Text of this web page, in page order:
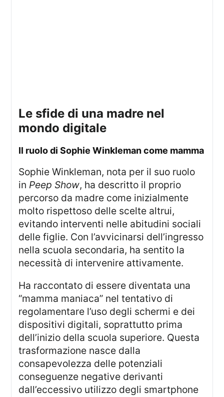
le sfide di una madre nel
mondo digitale
il ruolo di Sophie Winkleman come mamma
Sophie Winkleman, nota per il suo ruolo
in Peep Show, ha descritto il proprio
percorso da madre come inizialmente
molto rispettoso delle scelte altrui,
evitando interventi nelle abitudini sociali
delle figlie. Con l’avvicinarsi dell’ingresso
nella scuola secondaria, ha sentito la
necessità di intervenire attivamente.
Ha raccontato di essere diventata una
“mamma maniaca” nel tentativo di
regolamentare l’uso degli schermi e dei
dispositivi digitali, soprattutto prima
dell’inizio della scuola superiore. Questa
trasformazione nasce dalla
consapevolezza delle potenziali
conseguenze negative derivanti
dall’eccessivo utilizzo degli smartphone